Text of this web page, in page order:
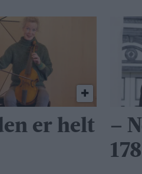
er helt
–